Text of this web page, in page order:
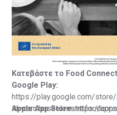
Κατεβάστε το Food Connect
Google Play:
https://play.google.com/
Apple App Store: https://